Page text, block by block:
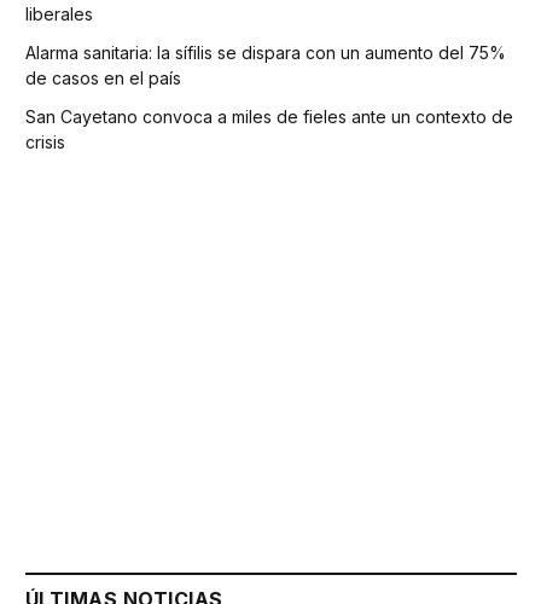
liberales
Alarma sanitaria: la sífilis se dispara con un aumento del 75%
de casos en el país
San Cayetano convoca a miles de fieles ante un contexto de
crisis
ÚLTIMAS NOTICIAS